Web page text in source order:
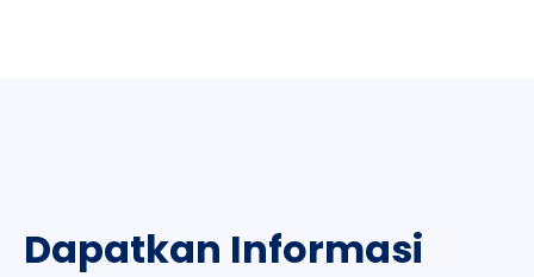
Dapatkan Informasi